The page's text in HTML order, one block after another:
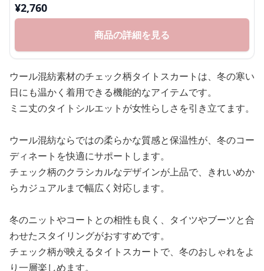
¥2,760
商品の詳細を見る
ウール混紡素材のチェック柄タイトスカートは、冬の寒い
日にも温かく着用できる機能的なアイテムです。
ミニ丈のタイトシルエットが女性らしさを引き立てます。
ウール混紡ならではの柔らかな質感と保温性が、冬のコー
ディネートを快適にサポートします。
チェック柄のクラシカルなデザインが上品で、きれいめか
らカジュアルまで幅広く対応します。
冬のニットやコートとの相性も良く、タイツやブーツと合
わせたスタイリングがおすすめです。
チェック柄が映えるタイトスカートで、冬のおしゃれをよ
り一層楽しめます。